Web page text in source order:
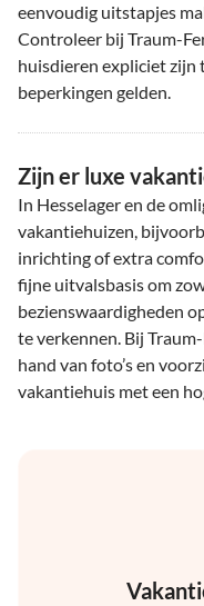
eenvoudig uitstapjes
Controleer bij Traum-
huisdieren expliciet zijn
beperkingen gelden.
Zijn er luxe
In Hesselager en de
vakantiehuizen,
inrichting of extra
fijne uitvalsbasis om
bezienswaardigheden
te verkennen. Bij
hand van foto’s en
vakantiehuis met een